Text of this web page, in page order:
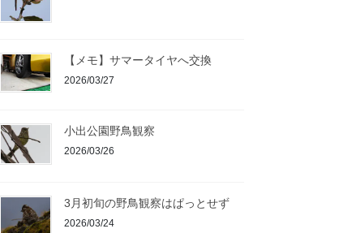
【メモ】サマータイヤへ交換
2026/03/27
小出公園野鳥観察
2026/03/26
3月初旬の野鳥観察はぱっとせず
2026/03/24